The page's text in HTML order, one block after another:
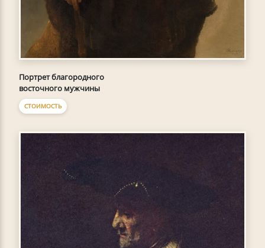
Портрет благородного
восточного мужчины
СТОИМОСТЬ